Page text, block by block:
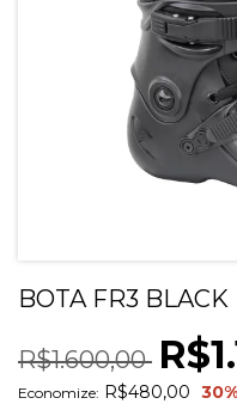
BOTA FR3 BLACK
R$1.600,00
Economize: R$480,00 30